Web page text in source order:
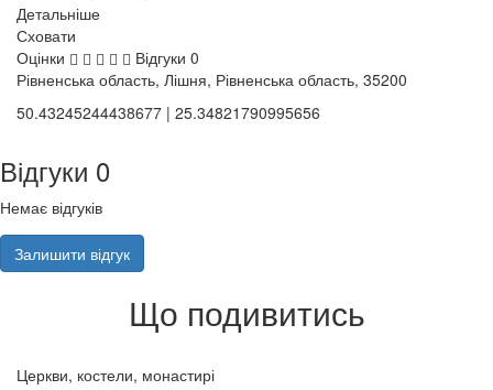
Детальніше
Сховати
Оцінки
Відгуки 0
Рівненська область, Лішня, Рівненська область, 35200
50.43245244438677 | 25.34821790995656
Відгуки 0
Немає відгуків
Залишити відгук
Що подивитись
Церкви, костели, монастирі